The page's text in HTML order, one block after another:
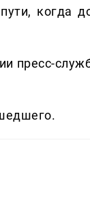
когда
пресс-